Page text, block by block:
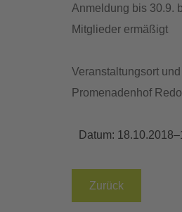
Anmeldung bis 30.9.
Mitglieder ermäßigt
Veranstaltungsort
Promenadenhof
Datum:
Zurück